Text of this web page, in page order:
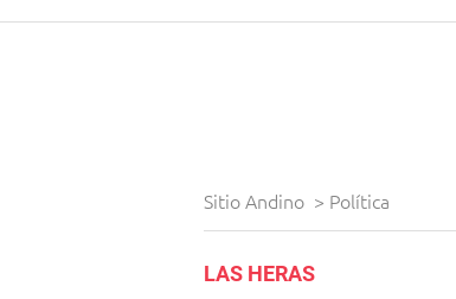
Sitio Andino > Política
LAS HERAS